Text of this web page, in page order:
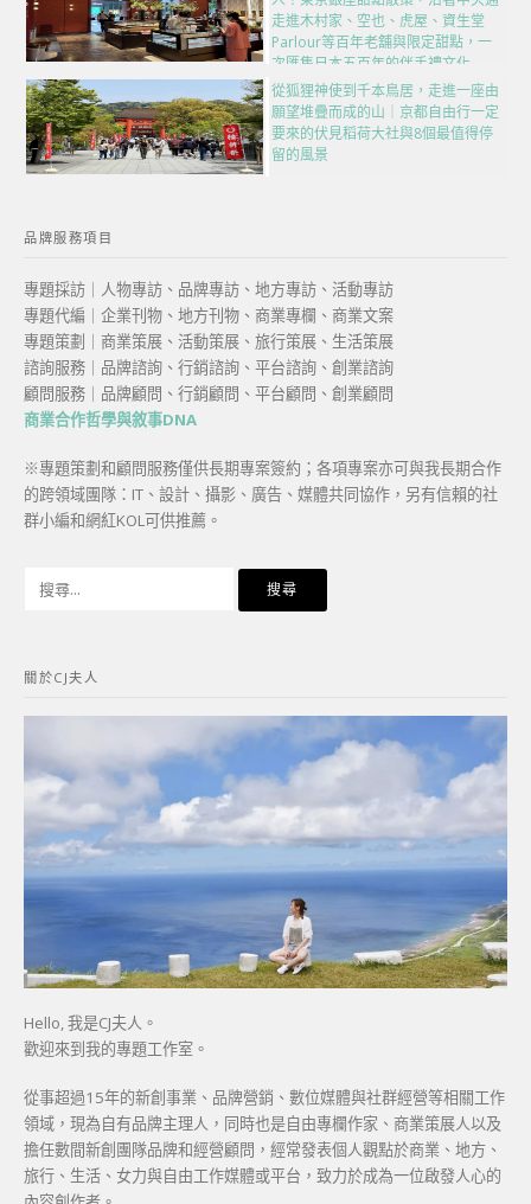
走進木村家、空也、虎屋、資生堂
Parlour等百年老舖與限定甜點，一
次匯集日本五百年的伴手禮文化
從狐狸神使到千本鳥居，走進一座由
願望堆疊而成的山｜京都自由行一定
要來的伏見稻荷大社與8個最值得停
留的風景
品牌服務項目
專題採訪｜人物專訪、品牌專訪、地方專訪、活動專訪
專題代編｜企業刊物、地方刊物、商業專欄、商業文案
專題策劃｜商業策展、活動策展、旅行策展、生活策展
諮詢服務｜品牌諮詢、行銷諮詢、平台諮詢、創業諮詢
顧問服務｜品牌顧問、行銷顧問、平台顧問、創業顧問
商業合作哲學與敘事DNA
※專題策劃和顧問服務僅供長期專案簽約；各項專案亦可與我長期合作
的跨領域團隊：IT、設計、攝影、廣告、媒體共同協作，另有信賴的社
群小編和網紅KOL可供推薦。
字:
關於CJ夫人
Hello, 我是CJ夫人。
歡迎來到我的專題工作室。
從事超過15年的新創事業、品牌營銷、數位媒體與社群經營等相關工作
領域，現為自有品牌主理人，同時也是自由專欄作家、商業策展人以及
擔任數間新創團隊品牌和經營顧問，經常發表個人觀點於商業、地方、
旅行、生活、女力與自由工作媒體或平台，致力於成為一位啟發人心的